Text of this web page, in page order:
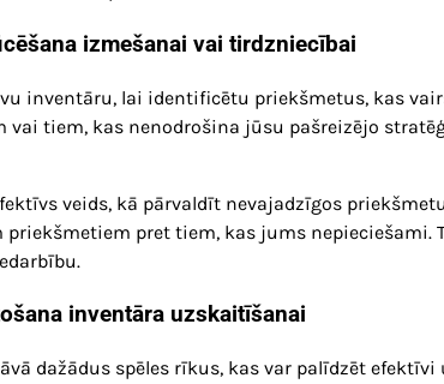
izmešanai vai tirdzniecībai
inventāru, lai identificētu priekšmetus, kas
vai tiem, kas nenodrošina jūsu pašreizējo
veids, kā pārvaldīt nevajadzīgos
pret tiem, kas jums
inventāra uzskaitīšanai
dažādus spēles rīkus, kas var palīdzēt